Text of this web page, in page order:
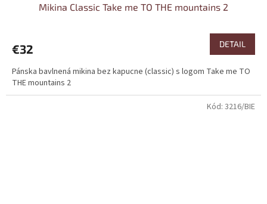
Mikina Classic Take me TO THE mountains 2
€32 DETAIL
Pánska bavlnená mikina bez kapucne (classic) s logom Take me TO
THE mountains 2
Kód: 3216/BIE